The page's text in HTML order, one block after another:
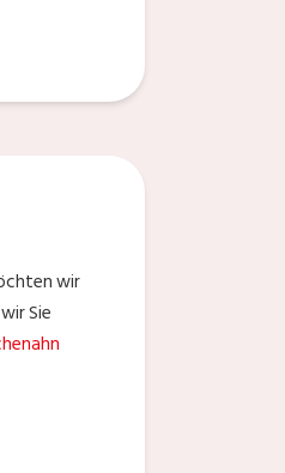
wir
Sie